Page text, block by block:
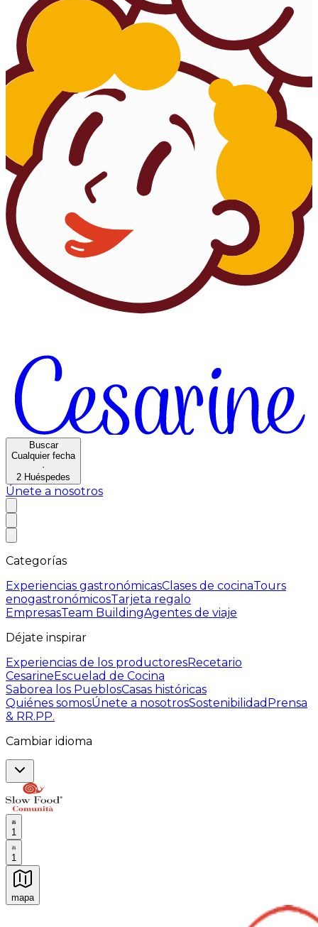
Buscar
Cualquier fecha
·
2 Huéspedes
Únete a nosotros
Categorías
Experiencias gastronómicasClases de cocinaTours
enogastronómicosTarjeta regalo
EmpresasTeam BuildingAgentes de viaje
Déjate inspirar
Experiencias de los productoresRecetario
CesarineEscuelad de Cocina
Saborea los PueblosCasas históricas
Quiénes somosÚnete a nosotrosSostenibilidad Prensa
& RR.PP.
Cambiar idioma
1
1
mapa
Experiencias culinarias inolvidables: Experiencias